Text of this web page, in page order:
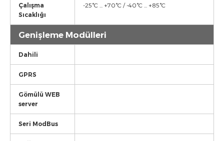
Çalışma
Sıcaklığı
-25°C ... +70°C / -40°C ... +85°C
Genişleme Modülleri
Dahili
GPRS
Gömülü WEB
server
Seri ModBus